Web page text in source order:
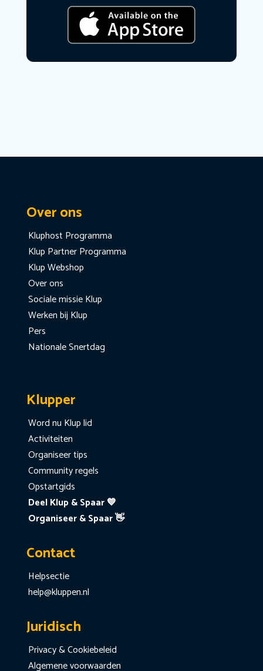
Over ons
Kluphost Programma
Klup Partner Programma
Klup Webshop
Over ons
Sociale missie Klup
Werken bij Klup
Pers
Nationale Snertdag
Klupper
Word nu Klup lid
Activiteiten
Organiseer tips
Community regels
Opstartgids
Deel Klup & Spaar 💙
Organiseer & Spaar 👋
Contact
Helpsectie
help@kluppen.nl
Juridisch
Privacy & Cookiebeleid
Algemene voorwaarden